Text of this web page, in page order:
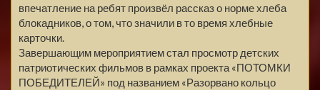
впечатление на ребят произвёл рассказ о норме хлеба
блокадников, о том, что значили в то время хлебные
карточки.
Завершающим мероприятием стал просмотр детских
патриотических фильмов в рамках проекта «ПОТОМКИ
ПОБЕДИТЕЛЕЙ» под названием «Разорвано кольцо